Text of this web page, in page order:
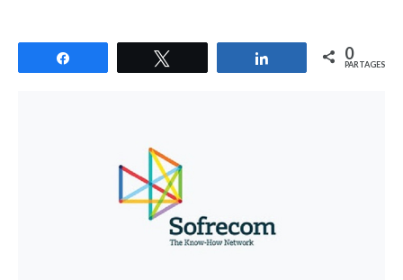
Partagez 0
PARTAGES